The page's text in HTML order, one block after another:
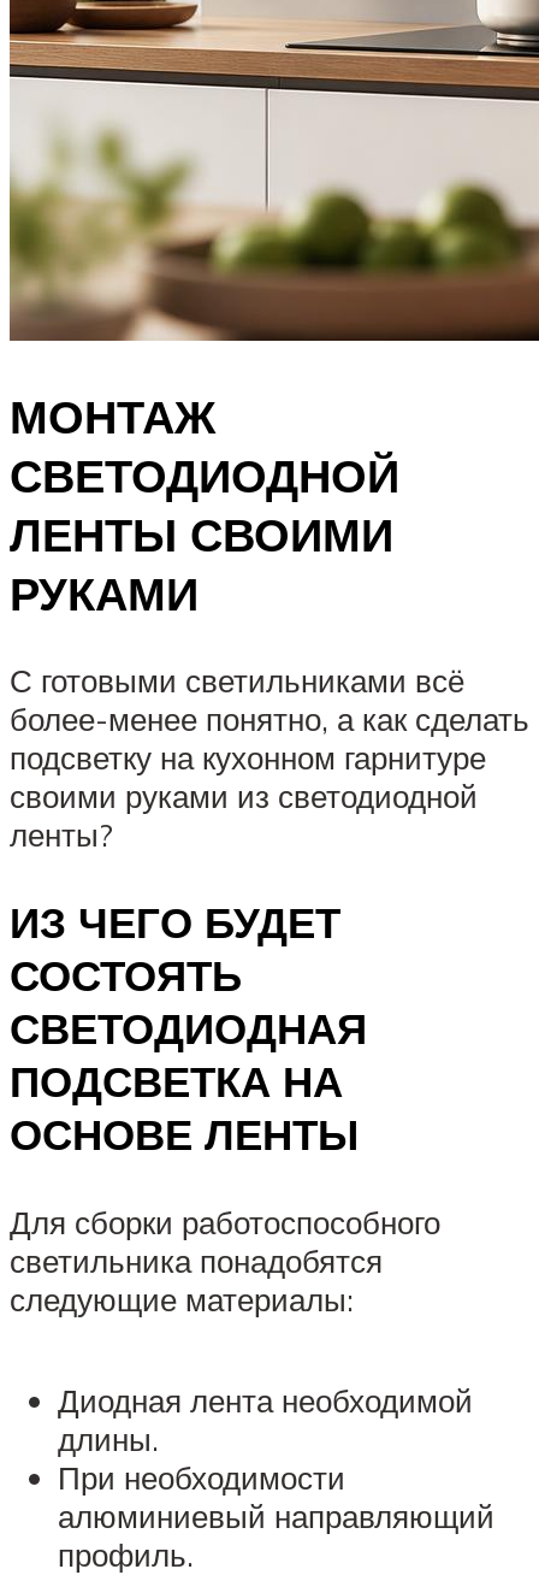
МОНТАЖ
СВЕТОДИОДНОЙ
ЛЕНТЫ СВОИМИ
РУКАМИ
С готовыми светильниками всё
более-менее понятно, а как сделать
подсветку на кухонном гарнитуре
своими руками из светодиодной
ленты?
ИЗ ЧЕГО БУДЕТ
СОСТОЯТЬ
СВЕТОДИОДНАЯ
ПОДСВЕТКА НА
ОСНОВЕ ЛЕНТЫ
Для сборки работоспособного
светильника понадобятся
следующие материалы:
Диодная лента необходимой
длины.
При необходимости
алюминиевый направляющий
профиль.